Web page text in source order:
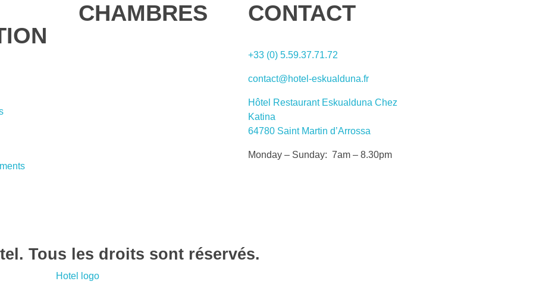
CHAMBRES CONTACT
+33 (0) 5.59.37.71.72
contact@hotel-eskualduna.fr
Hôtel Restaurant Eskualduna Chez
Katina
64780 Saint Martin d’Arrossa
Monday – Sunday: 7am – 8.30pm
Tous les droits sont réservés.